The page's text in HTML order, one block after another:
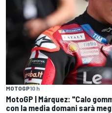
MOTOGP10 h
MotoGP | Márquez: "Calo
con la media domani sarà